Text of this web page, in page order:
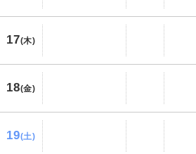
17(木)
18(金)
19(土)